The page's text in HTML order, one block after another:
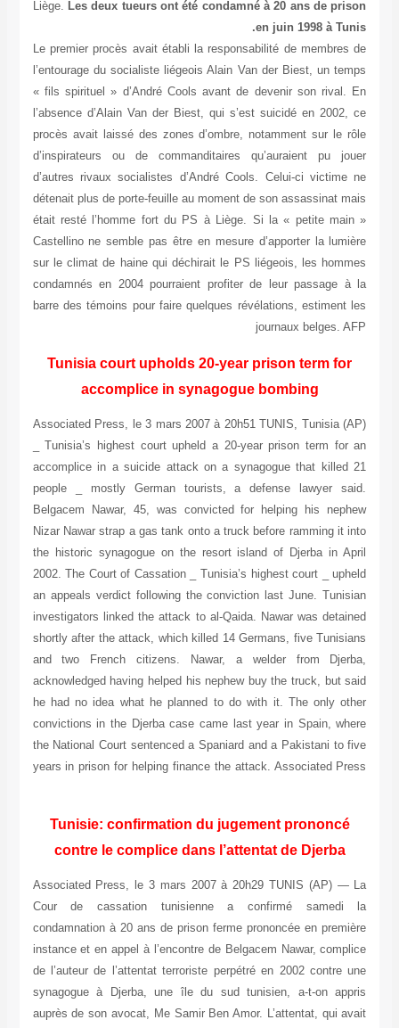
Liège. Les deux tueurs ont été condamné à 20 ans de prison
en juin 1998 à Tunis.
Le premier procès avait établi la responsabilité de membres de
l’entourage du socialiste liégeois Alain Van der Biest, un temps
« fils spirituel » d’André Cools avant de devenir son rival. En
l’absence d’Alain Van der Biest, qui s’est suicidé en 2002, ce
procès avait laissé des zones d’ombre, notamment sur le rôle
d’inspirateurs ou de commanditaires qu’auraient pu jouer
d’autres rivaux socialistes d’André Cools. Celui-ci victime ne
détenait plus de porte-feuille au moment de son assassinat mais
était resté l’homme fort du PS à Liège. Si la « petite main »
Castellino ne semble pas être en mesure d’apporter la lumière
sur le climat de haine qui déchirait le PS liégeois, les hommes
condamnés en 2004 pourraient profiter de leur passage à la
barre des témoins pour faire quelques révélations, estiment les
journaux belges. AFP
Tunisia court upholds 20-year prison term for
accomplice in synagogue bombing
Associated Press, le 3 mars 2007 à 20h51 TUNIS, Tunisia (AP)
_ Tunisia’s highest court upheld a 20-year prison term for an
accomplice in a suicide attack on a synagogue that killed 21
people _ mostly German tourists, a defense lawyer said.
Belgacem Nawar, 45, was convicted for helping his nephew
Nizar Nawar strap a gas tank onto a truck before ramming it into
the historic synagogue on the resort island of Djerba in April
2002. The Court of Cassation _ Tunisia’s highest court _ upheld
an appeals verdict following the conviction last June. Tunisian
investigators linked the attack to al-Qaida. Nawar was detained
shortly after the attack, which killed 14 Germans, five Tunisians
and two French citizens. Nawar, a welder from Djerba,
acknowledged having helped his nephew buy the truck, but said
he had no idea what he planned to do with it. The only other
convictions in the Djerba case came last year in Spain, where
the National Court sentenced a Spaniard and a Pakistani to five
years in prison for helping finance the attack. Associated Press
Tunisie: confirmation du jugement prononcé
contre le complice dans l’attentat de Djerba
Associated Press, le 3 mars 2007 à 20h29 TUNIS (AP) — La
Cour de cassation tunisienne a confirmé samedi la
condamnation à 20 ans de prison ferme prononcée en première
instance et en appel à l’encontre de Belgacem Nawar, complice
de l’auteur de l’attentat terroriste perpétré en 2002 contre une
synagogue à Djerba, une île du sud tunisien, a-t-on appris
auprès de son avocat, Me Samir Ben Amor. L’attentat, qui avait